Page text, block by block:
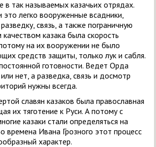
в так называемых казачьих отрядах.
это легко вооруженные всадники,
связь, а также пограничную
казака была скорость
на их вооружении не было
средств защиты, только лук и сабля.
готовности. Ведет Орда
нет, а разведка, связь и досмотр
нужны всегда.
славян казаков была православная
их тяготение к Руси. А потому с
казаки стали определяться на
времена Ивана Грозного этот процесс
характер.